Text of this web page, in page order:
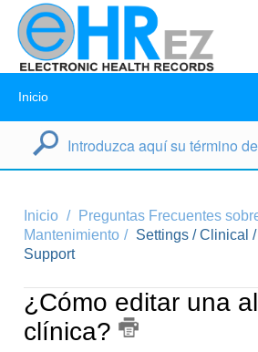
Inicio
Inicio
Preguntas Frecuentes
Mantenimiento
Settings / Clinical
Support
¿Cómo editar una
clínica?